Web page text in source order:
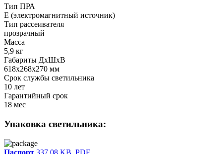
Тип ПРА
E (электромагнитный источник)
Тип рассеивателя
прозрачный
Масса
5,9 кг
Габариты ДхШхВ
618x268x270 мм
Срок службы светильника
10 лет
Гарантийный срок
18 мес
Упаковка светильника:
Паспорт 337.08 KB .PDF